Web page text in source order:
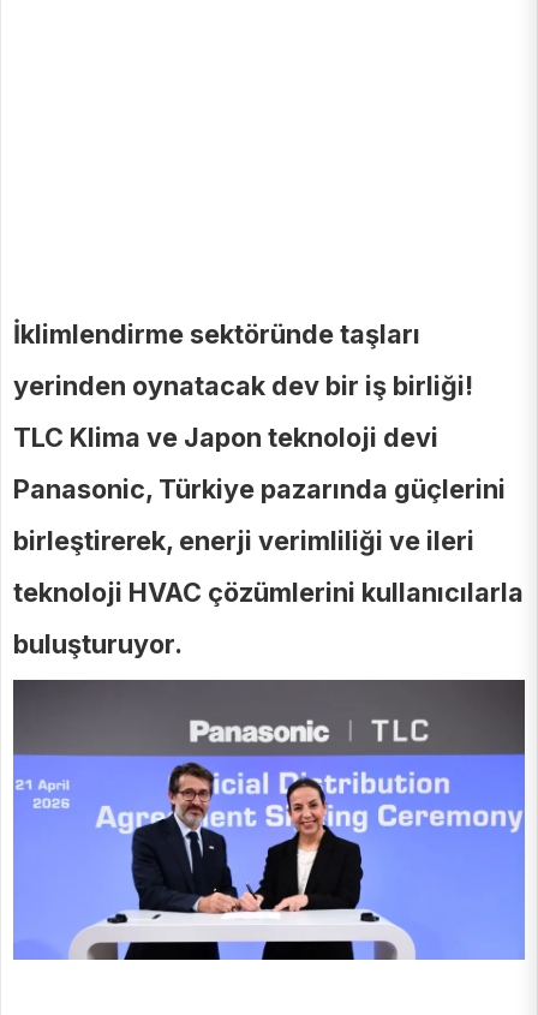
İklimlendirme sektöründe taşları
yerinden oynatacak dev bir iş birliği!
TLC Klima ve Japon teknoloji devi
Panasonic, Türkiye pazarında güçlerini
birleştirerek, enerji verimliliği ve ileri
teknoloji HVAC çözümlerini kullanıcılarla
buluşturuyor.